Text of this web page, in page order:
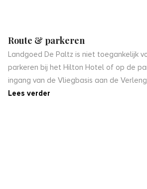
Route & parkeren
Landgoed De Paltz is niet toegankelijk
parkeren bij het Hilton Hotel of op de
ingang van de Vliegbasis aan de
Lees verder